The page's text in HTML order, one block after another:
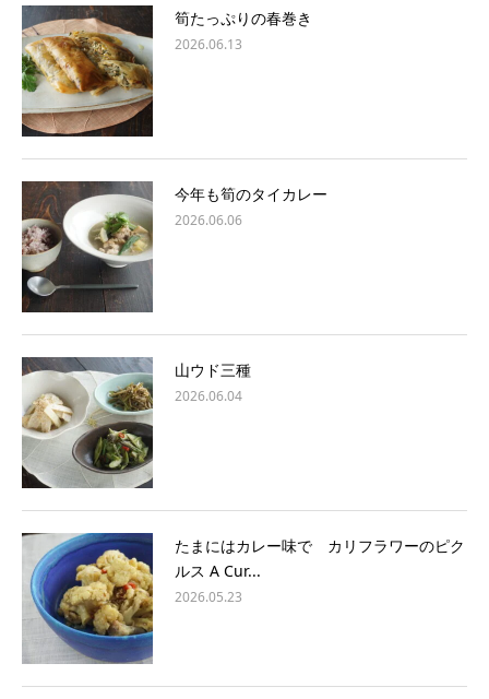
筍たっぷりの春巻き
2026.06.13
今年も筍のタイカレー
2026.06.06
山ウド三種
2026.06.04
たまにはカレー味で カリフラワーのピク
ルス A Cur...
2026.05.23